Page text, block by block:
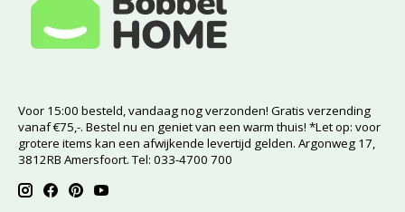
Voor 15:00 besteld, vandaag nog verzonden! Gratis verzending
vanaf €75,-. Bestel nu en geniet van een warm thuis! *Let op: voor
grotere items kan een afwijkende levertijd gelden. Argonweg 17,
3812RB Amersfoort. Tel: 033-4700 700